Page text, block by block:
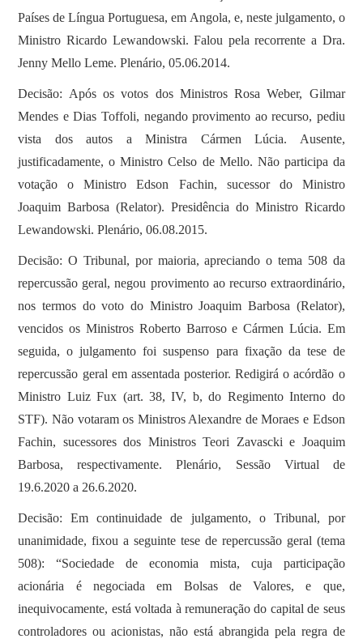
Países de Língua Portuguesa, em Angola, e, neste julgamento, o
Ministro Ricardo Lewandowski. Falou pela recorrente a Dra.
Jenny Mello Leme. Plenário, 05.06.2014.
Decisão: Após os votos dos Ministros Rosa Weber, Gilmar
Mendes e Dias Toffoli, negando provimento ao recurso, pediu
vista dos autos a Ministra Cármen Lúcia. Ausente,
justificadamente, o Ministro Celso de Mello. Não participa da
votação o Ministro Edson Fachin, sucessor do Ministro
Joaquim Barbosa (Relator). Presidência do Ministro Ricardo
Lewandowski. Plenário, 06.08.2015.
Decisão: O Tribunal, por maioria, apreciando o tema 508 da
repercussão geral, negou provimento ao recurso extraordinário,
nos termos do voto do Ministro Joaquim Barbosa (Relator),
vencidos os Ministros Roberto Barroso e Cármen Lúcia. Em
seguida, o julgamento foi suspenso para fixação da tese de
repercussão geral em assentada posterior. Redigirá o acórdão o
Ministro Luiz Fux (art. 38, IV, b, do Regimento Interno do
STF). Não votaram os Ministros Alexandre de Moraes e Edson
Fachin, sucessores dos Ministros Teori Zavascki e Joaquim
Barbosa, respectivamente. Plenário, Sessão Virtual de
19.6.2020 a 26.6.2020.
Decisão: Em continuidade de julgamento, o Tribunal, por
unanimidade, fixou a seguinte tese de repercussão geral (tema
508): “Sociedade de economia mista, cuja participação
acionária é negociada em Bolsas de Valores, e que,
inequivocamente, está voltada à remuneração do capital de seus
controladores ou acionistas, não está abrangida pela regra de